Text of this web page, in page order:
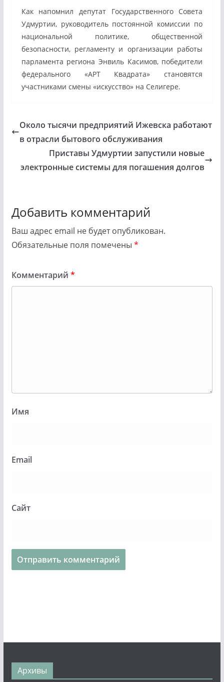
Как напомнил депутат Государственного Совета
Удмуртии, руководитель постоянной комиссии по
национальной политике, общественной
безопасности, регламенту и организации работы
парламента региона Энвиль Касимов, победители
федерального «АРТ Квадрата» становятся
участниками смены «искусство» на Селигере.
Около тысячи предприятий Ижевска работают
в отрасли бытового обслуживания
Приставы Удмуртии запустили новые
электронные системы для погашения долгов
Добавить комментарий
Ваш адрес email не будет опубликован.
Обязательные поля помечены *
Комментарий *
Имя
Email
Сайт
Архивы